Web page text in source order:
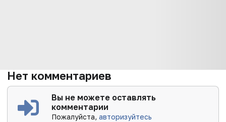
Нет комментариев
Вы не можете оставлять
комментарии
Пожалуйста,авторизуйтесь